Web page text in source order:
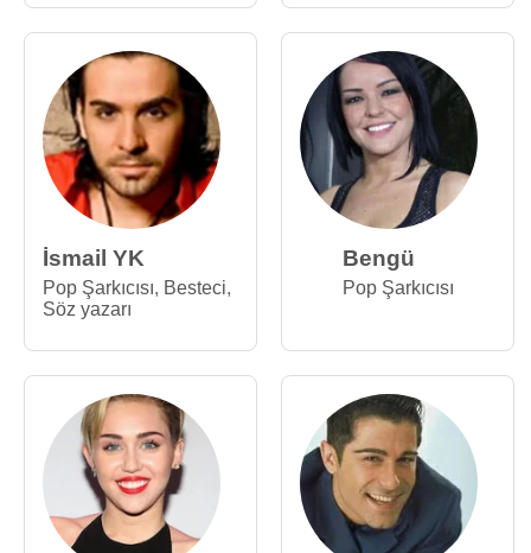
İsmail YK
Pop Şarkıcısı, Besteci,
Söz yazarı
Bengü
Pop Şarkıcısı